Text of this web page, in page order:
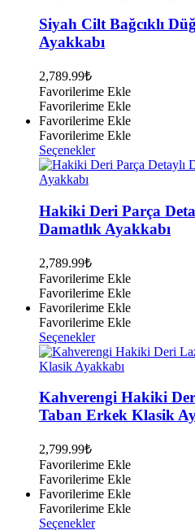
fazla
varyasyonu
var.
sayfasından
seçilebilir
Siyah Cilt Bağcıklı
Ayakkabı
2,789.99₺
Favorilerime Ekle
Favorilerime Ekle
Favorilerime Ekle
Favorilerime Ekle
SeçeneklerBu
ürünün
varyasyonu
var.
Seçenekler
seçilebilir
Hakiki Deri Parça
Damatlık Ayakkabı
2,789.99₺
Favorilerime Ekle
Favorilerime Ekle
Favorilerime Ekle
Favorilerime Ekle
SeçeneklerBu
ürünün
birden
varyasyonu
var.
Seçenekler
seçilebilir
Kahverengi Hakiki
Taban Erkek Klasik
2,799.99₺
Favorilerime Ekle
Favorilerime Ekle
Favorilerime Ekle
Favorilerime Ekle
SeçeneklerBu